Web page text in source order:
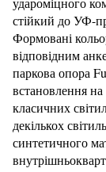
стійкий до УФ-
Формовані
відповідним
паркова опора
встановлення
класичних
декількох
синтетичного